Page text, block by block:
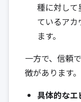
種に対して
ているアカ
ます。
一方で、信頼
徴があります。
具体的なエ